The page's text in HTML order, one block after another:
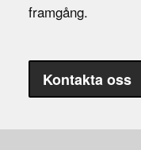
framgång.
Kontakta oss